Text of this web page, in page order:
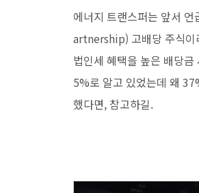
에너지 트랜스퍼는 앞서
artnership) 고배당 주식이
법인세 혜택을 높은 배당
5%로 알고 있었는데 왜
했다면, 참고하길.